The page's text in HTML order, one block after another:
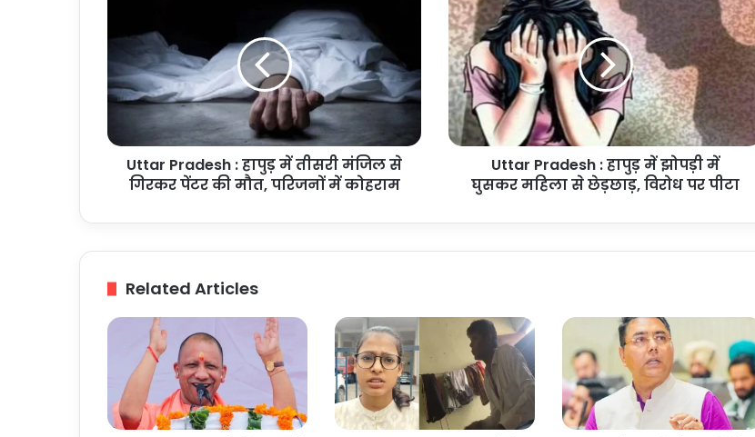
तीसरी
मंजिल
गिरकर
परिजनों
Uttar Pradesh : हापुड़ में तीसरी मंजिल से
गिरकर पेंटर की मौत, परिजनों में कोहराम
Pradesh
:
हापुड़
में
झोपड़ी
में
घुसकर
महिला
छेड़छाड़,
पर
Uttar Pradesh : हापुड़ में झोपड़ी में
घुसकर महिला से छेड़छाड़, विरोध पर पीटा
Related Articles